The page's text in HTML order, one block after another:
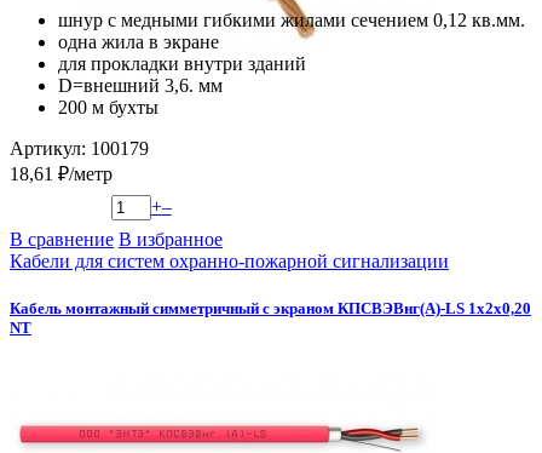
шнур с медными гибкими жилами сечением 0,12 кв.мм.
одна жила в экране
для прокладки внутри зданий
D=внешний 3,6. мм
200 м бухты
Артикул: 100179
18,61 ₽/метр
+–
В сравнение В избранное
Кабели для систем охранно-пожарной сигнализации
Кабель монтажный симметричный с экраном КПСВЭВнг(А)-LS 1х2х0,20
NT